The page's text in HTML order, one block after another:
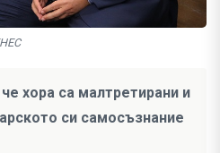
хора са малтретирани и
си самосъзнание